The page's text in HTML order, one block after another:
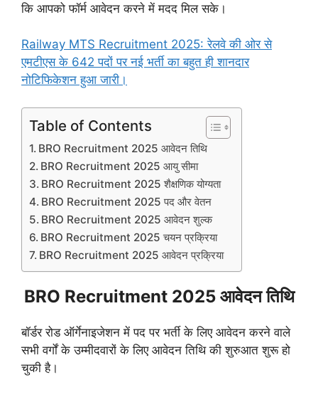
कि आपको फॉर्म आवेदन करने में मदद मिल सके।
Railway MTS Recruitment 2025: रेलवे की ओर से
एमटीएस के 642 पदों पर नई भर्ती का बहुत ही शानदार
नोटिफिकेशन हुआ जारी।
Table of Contents
BRO Recruitment 2025 आवेदन तिथि
BRO Recruitment 2025 आयु सीमा
BRO Recruitment 2025 शैक्षणिक योग्यता
BRO Recruitment 2025 पद और वेतन
BRO Recruitment 2025 आवेदन शुल्क
BRO Recruitment 2025 चयन प्रक्रिया
BRO Recruitment 2025 आवेदन प्रक्रिया
BRO Recruitment 2025 आवेदन तिथि
बॉर्डर रोड ऑर्गेनाइजेशन में पद पर भर्ती के लिए आवेदन करने वाले
सभी वर्गों के उम्मीदवारों के लिए आवेदन तिथि की शुरुआत शुरू हो
चुकी है।